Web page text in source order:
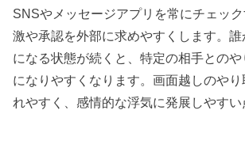
SNSやメッセージアプリを常にチェッ
激や承認を外部に求めやすくします。
になる状態が続くと、特定の相手とのや
になりやすくなります。画面越しのや
れやすく、感情的な浮気に発展しやすい